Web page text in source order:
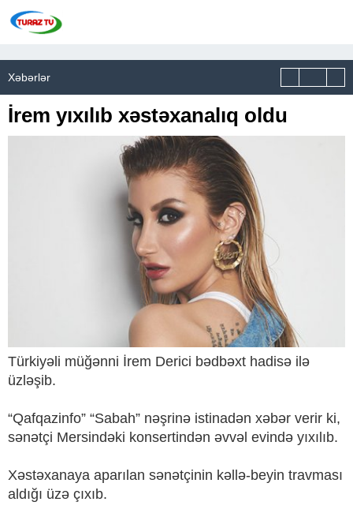
Xəbərlər
İrem yıxılıb xəstəxanalıq oldu
Türkiyəli müğənni İrem Derici bədbəxt hadisə ilə
üzləşib.
“Qafqazinfo” “Sabah” nəşrinə istinadən xəbər verir ki,
sənətçi Mersindəki konsertindən əvvəl evində yıxılıb.
Xəstəxanaya aparılan sənətçinin kəllə-beyin travması
aldığı üzə çıxıb.